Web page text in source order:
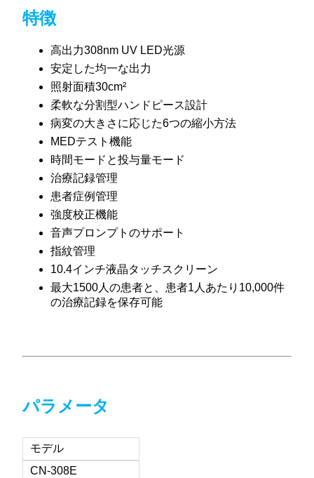
特徴
高出力308nm UV LED光源
安定した均一な出力
照射面積30cm²
柔軟な分割型ハンドピース設計
病変の大きさに応じた6つの縮小方法
MEDテスト機能
時間モードと投与量モード
治療記録管理
患者症例管理
強度校正機能
音声プロンプトのサポート
指紋管理
10.4インチ液晶タッチスクリーン
最大1500人の患者と、患者1人あたり10,000件
の治療記録を保存可能
パラメータ
モデル
CN-308E